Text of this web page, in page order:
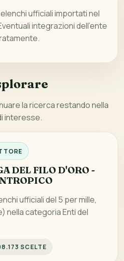
ufficiali importati nel
integrazioni dell’ente
la ricerca restando nella
interesse.
DEL FILO D'ORO -
ufficiali del 5 per mille,
nella categoria Enti del
SCELTE